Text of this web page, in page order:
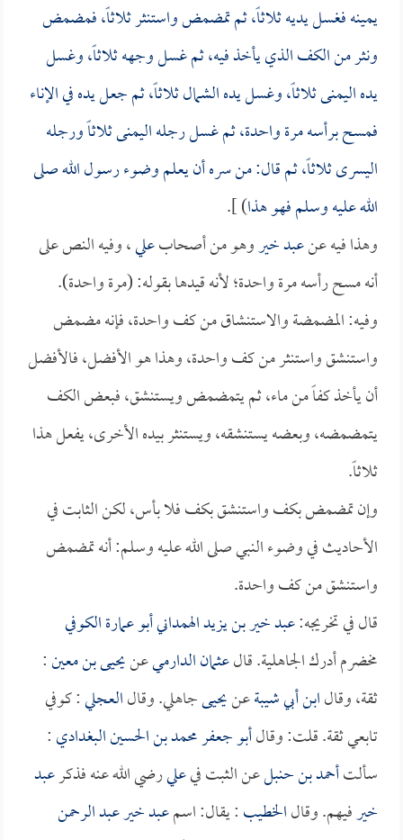
يمينه فغسل يديه ثلاثاً، ثم تمضمض واستنثر ثلاثاً، فمضمض
ونثر من الكف الذي يأخذ فيه، ثم غسل وجهه ثلاثاً، وغسل
يده اليمنى ثلاثاً، وغسل يده الشمال ثلاثاً، ثم جعل يده في الإناء
فمسح برأسه مرة واحدة، ثم غسل رجله اليمنى ثلاثاً ورجله
اليسرى ثلاثاً، ثم قال: من سره أن يعلم وضوء رسول الله صلى
الله عليه وسلم فهو هذا) ].
وهذا فيه عنعبد خيروهو من أصحابعلي، وفيه النص على
أنه مسح رأسه مرة واحدة؛ لأنه قيدها بقوله: (مرة واحدة).
وفيه: المضمضة والاستنشاق من كف واحدة، فإنه مضمض
واستنشق واستنثر من كف واحدة، وهذا هو الأفضل، فالأفضل
أن يأخذ كفاً من ماء، ثم يتمضمض ويستنشق، فبعض الكف
يتمضمضه، وبعضه يستنشقه، ويستنثر بيده الأخرى، يفعل هذا
ثلاثاً.
وإن تمضمض بكف واستنشق بكف فلا بأس، لكن الثابت في
الأحاديث في وضوء النبي صلى الله عليه وسلم: أنه تمضمض
واستنشق من كف واحدة.
قال في تخريجه:عبد خير بن يزيد الهمداني أبو عمارة الكوفي
مخضرم أدرك الجاهلية. قالعثمان الدارميعنيحيى بن معين:
ثقة، وقالابن أبي شيبةعنيحيىجاهلي. وقالالعجلي: كوفي
تابعي ثقة. قلت: وقالأبو جعفر محمد بن الحسين البغدادي:
سألتأحمد بن حنبلعن الثبت فيعليرضي الله عنه فذكرعبد
خيرفيهم. وقالالخطيب: يقال: اسمعبد خيرعبد الرحمن